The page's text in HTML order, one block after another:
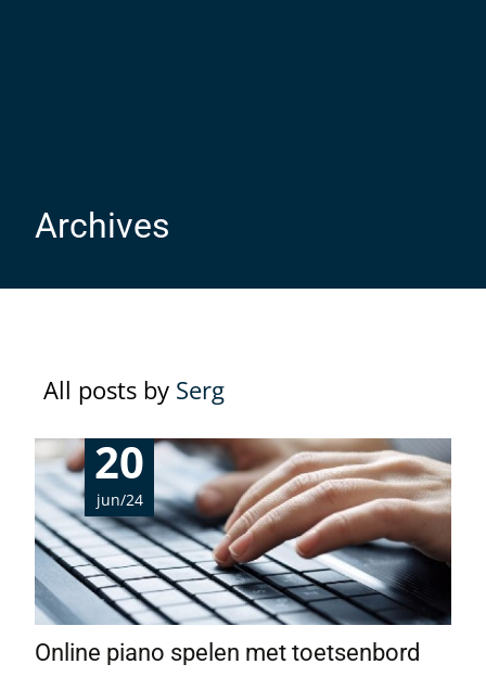
Archives
All posts by Serg
20
jun/24
Online piano spelen met toetsenbord